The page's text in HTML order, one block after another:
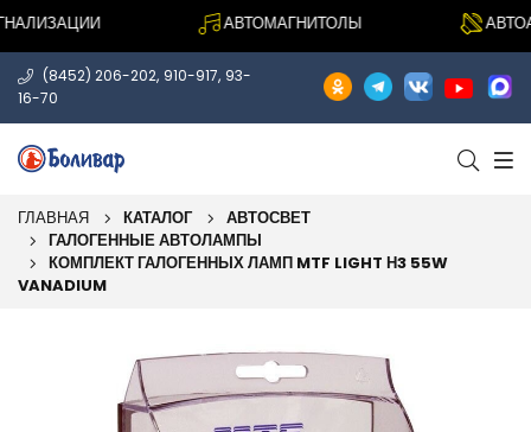
АВТОМАГНИТОЛЫ
(8452) 206-202, 910-917, 93-
16-70
ГЛАВНАЯ КАТАЛОГ
АВТОСВЕТ
ГАЛОГЕННЫЕ АВТОЛАМПЫ
КОМПЛЕКТ ГАЛОГЕННЫХ ЛАМП MTF LIGHT Н3 55W
VANADIUM